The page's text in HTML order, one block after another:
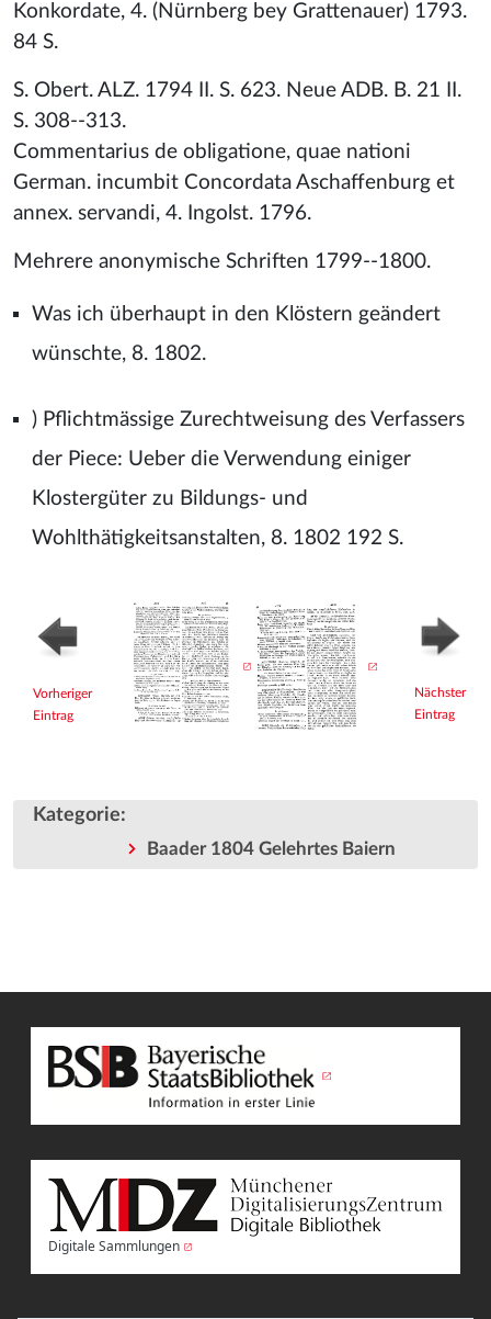
Konkordate, 4. (Nürnberg bey Grattenauer) 1793.
84 S.
S. Obert. ALZ. 1794 II. S. 623. Neue ADB. B. 21 II.
S. 308--313.
Commentarius de obligatione, quae nationi
German. incumbit Concordata Aschaffenburg et
annex. servandi, 4. Ingolst. 1796.
Mehrere anonymische Schriften 1799--1800.
Was ich überhaupt in den Klöstern geändert
wünschte, 8. 1802.
) Pflichtmässige Zurechtweisung des Verfassers
der Piece: Ueber die Verwendung einiger
Klostergüter zu Bildungs- und
Wohlthätigkeitsanstalten, 8. 1802 192 S.
Vorheriger
Eintrag
Nächster
Eintrag
Kategorie:
Baader 1804 Gelehrtes Baiern
Digitale Sammlungen